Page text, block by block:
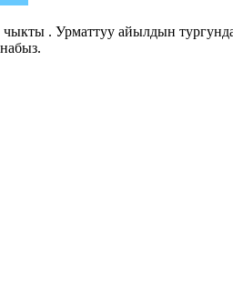
. Урматтуу айылдын